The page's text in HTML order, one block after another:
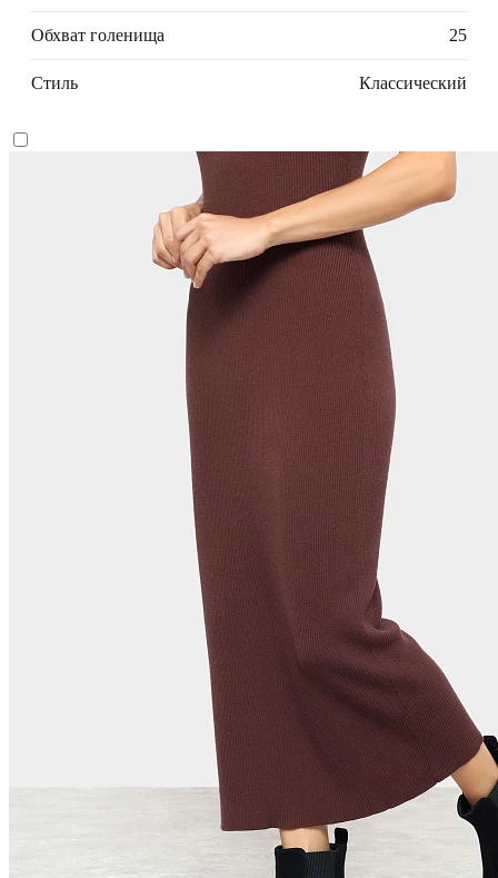
Обхват голенища 25
Стиль Классический